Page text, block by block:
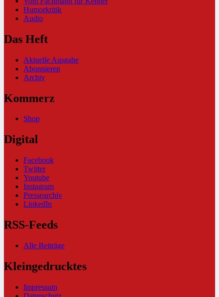
Humorkritik
Audio
Das Heft
Aktuelle Ausgabe
Abonnieren
Archiv
Kommerz
Shop
Digital
Facebook
Twitter
Youtube
Instagram
Pressearchiv
LinkedIn
RSS-Feeds
Alle Beiträge
Kleingedrucktes
Impressum